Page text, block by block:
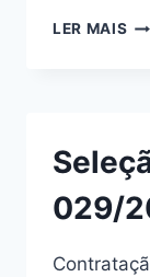
LER MAIS
029/